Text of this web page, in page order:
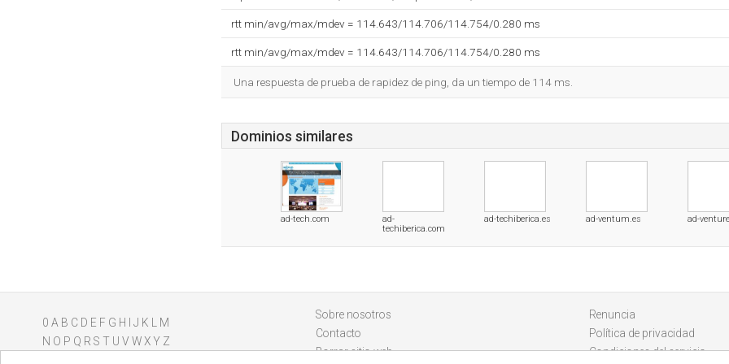
rtt min/avg/max/mdev = 114.643/114.706/114.754/0.280 ms
rtt min/avg/max/mdev = 114.643/114.706/114.754/0.280 ms
Una respuesta de prueba de rapidez de ping, da un tiempo de 114 ms.
Dominios similares
ad-tech.com
ad-
techiberica.com
ad-techiberica.es ad-ventum.es ad-
0 A B C D E F G H J K
M
N O P Q R S T U V WXY Z
Sobre nosotros
Contacto
Borrar sitio web
Renuncia
Política de privacidad
Condiciones del servicio